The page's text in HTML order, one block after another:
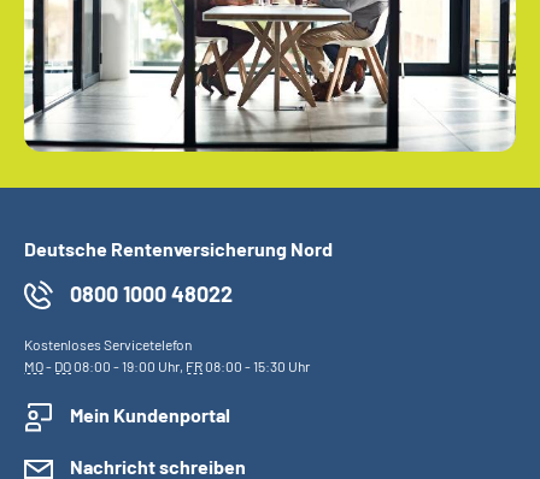
Deutsche Rentenversicherung Nord
0800 1000 48022
Kostenloses Servicetelefon
MO- DO08:00 - 19:00 Uhr, FR08:00 - 15:30 Uhr
Mein Kundenportal
Nachricht schreiben